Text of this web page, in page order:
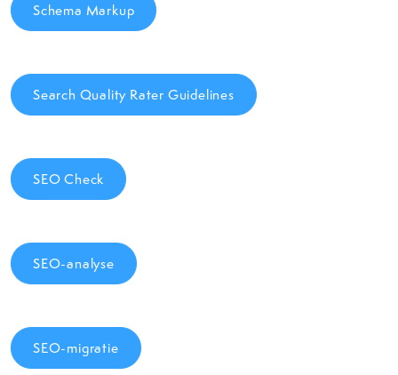
Schema Markup
Search Quality Rater Guidelines
SEO Check
SEO-analyse
SEO-migratie